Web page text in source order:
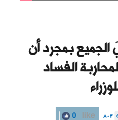
الجميع بمجرد أن
الفساد
like
0